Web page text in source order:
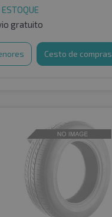
gratuito
Cesto de compras